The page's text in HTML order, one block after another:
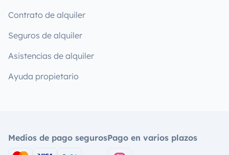
Contrato de alquiler
Seguros de alquiler
Asistencias de alquiler
Ayuda propietario
Medios de pago segurosPago en varios plazos